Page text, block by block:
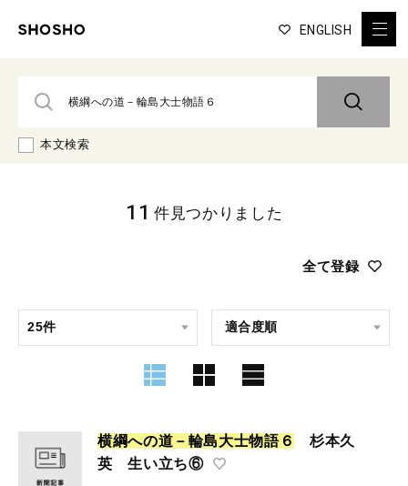
ENGLISH
本文検索
全て登録
11 件見つかりました
横綱への道 － 輪島大士物語６
杉本久
英 生い立ち⑥